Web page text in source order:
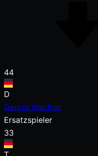
44
D
Dennis Waidner
Ersatzspieler
33